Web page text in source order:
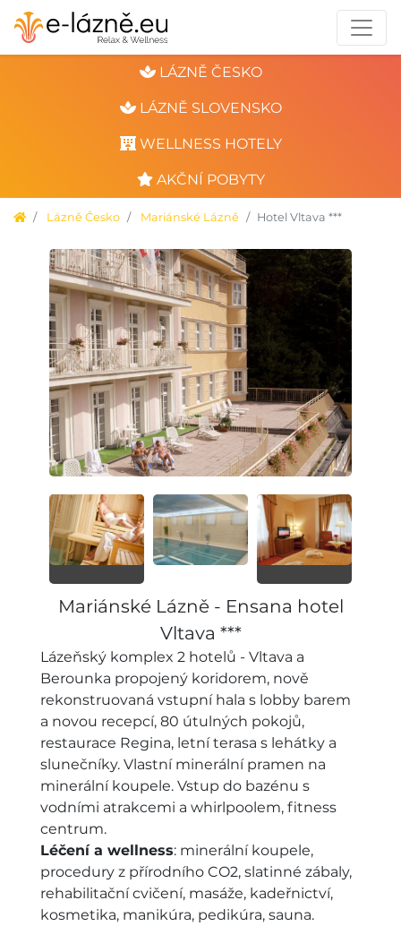
LÁZNĚ ČESKO
LÁZNĚ SLOVENSKO
WELLNESS HOTELY
AKČNÍ POBYTY
Lázně Česko Mariánské Lázně Hotel Vltava ***
Mariánské Lázně - Ensana hotel
Vltava ***
Lázeňský komplex 2 hotelů - Vltava a
Berounka propojený koridorem, nově
rekonstruovaná vstupní hala s lobby barem
a novou recepcí, 80 útulných pokojů,
restaurace Regina, letní terasa s lehátky a
slunečníky. Vlastní minerální pramen na
minerální koupele. Vstup do bazénu s
vodními atrakcemi a whirlpoolem, fitness
centrum.
Léčení a wellness: minerální koupele,
procedury z přírodního CO2, slatinné zábaly,
rehabilitační cvičení, masáže, kadeřnictví,
kosmetika, manikúra, pedikúra, sauna.